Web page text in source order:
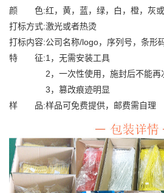
颜 色:红，黄，蓝，绿，白，橙，灰或
打标方式:激光或者热烫
打标内容:公司名称/logo，序列号，条形
特 征:1，无需安装工具
2，一次性使用，施封后不能再
3，篡改痕迹明显
样 品:样品可免费提供，邮费需自理